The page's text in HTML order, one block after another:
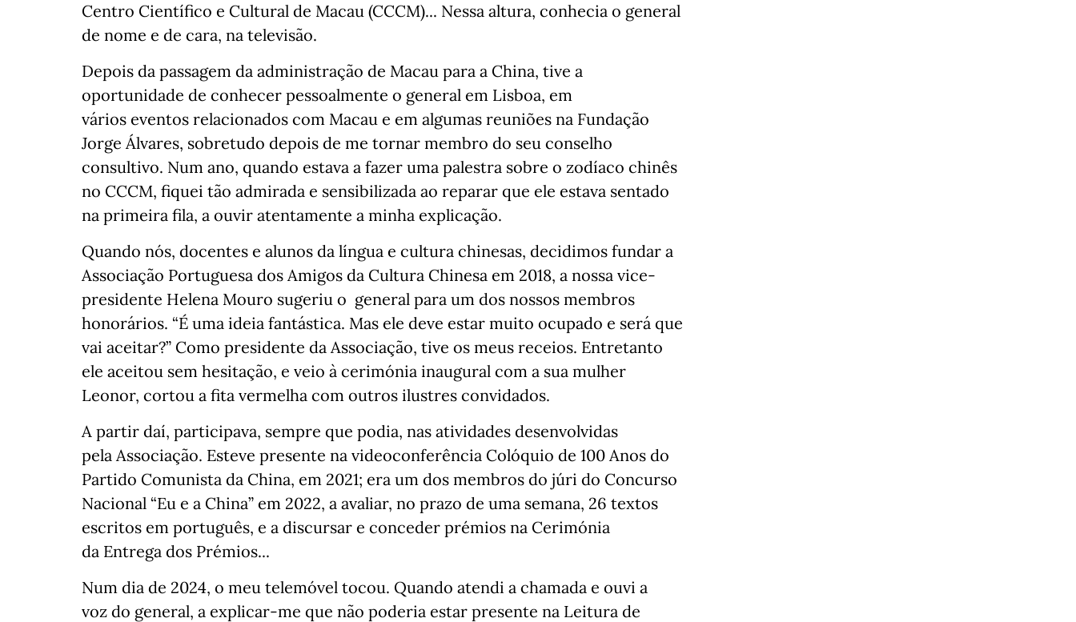
Centro Científico e Cultural de Macau (CCCM)... Nessa altura, conhecia o general
de nome e de cara, na televisão.
Depois da passagem da administração de Macau para a China, tive a
oportunidade de conhecer pessoalmente o general em Lisboa, em
vários eventos relacionados com Macau e em algumas reuniões na Fundação
Jorge Álvares, sobretudo depois de me tornar membro do seu conselho
consultivo. Num ano, quando estava a fazer uma palestra sobre o zodíaco chinês
no CCCM, fiquei tão admirada e sensibilizada ao reparar que ele estava sentado
na primeira fila, a ouvir atentamente a minha explicação.
Quando nós, docentes e alunos da língua e cultura chinesas, decidimos fundar a
Associação Portuguesa dos Amigos da Cultura Chinesa em 2018, a nossa vice-
presidente Helena Mouro sugeriu o general para um dos nossos membros
honorários. “É uma ideia fantástica. Mas ele deve estar muito ocupado e será que
vai aceitar?” Como presidente da Associação, tive os meus receios. Entretanto
ele aceitou sem hesitação, e veio à cerimónia inaugural com a sua mulher
Leonor, cortou a fita vermelha com outros ilustres convidados.
A partir daí, participava, sempre que podia, nas atividades desenvolvidas
pela Associação. Esteve presente na videoconferência Colóquio de 100 Anos do
Partido Comunista da China, em 2021; era um dos membros do júri do Concurso
Nacional “Eu e a China” em 2022, a avaliar, no prazo de uma semana, 26 textos
escritos em português, e a discursar e conceder prémios na Cerimónia
da Entrega dos Prémios...
Num dia de 2024, o meu telemóvel tocou. Quando atendi a chamada e ouvi a
voz do general, a explicar-me que não poderia estar presente na Leitura de